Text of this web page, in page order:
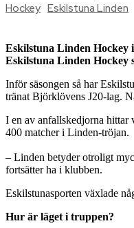
Hockey Eskilstuna Linden
Eskilstuna Linden Hockey
Eskilstuna Linden Hockey
Inför säsongen så har
tränat Björklövens J20-lag.
I en av anfallskedjorna hittar
400 matcher i Linden-tröjan.
– Linden betyder otroligt
fortsätter ha i klubben.
Eskilstunasporten växlade
Hur är läget i truppen?